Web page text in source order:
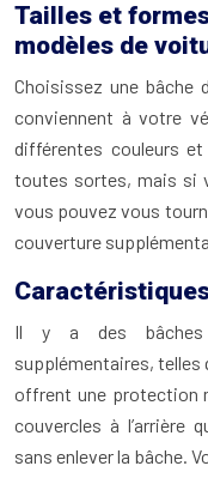
Tailles et
modèles de
Choisissez une
conviennent à votre
différentes couleurs
toutes sortes, mais si
vous pouvez vous
couverture
Il y a des bâches
supplémentaires, telles
offrent une protection
couvercles à l’arrière
sans enlever la bâche.